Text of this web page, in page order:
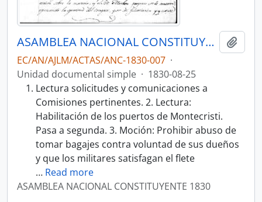
ASAMBLEA NACIONAL CONSTITUYENTE 1830
EC/AN/AJLM/ACTAS/ANC-1830-007 ·
Unidad documental simple · 1830-08-25
Lectura solicitudes y comunicaciones a
Comisiones pertinentes. 2. Lectura:
Habilitación de los puertos de Montecristi.
Pasa a segunda. 3. Moción: Prohibir abuso de
tomar bagajes contra voluntad de sus dueños
y que los militares satisfagan el flete
… Read more
ASAMBLEA NACIONAL CONSTITUYENTE 1830